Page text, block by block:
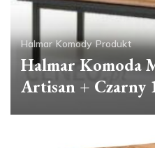
Halmar Komody Produkt
Halmar Komoda
Artisan + Czarny